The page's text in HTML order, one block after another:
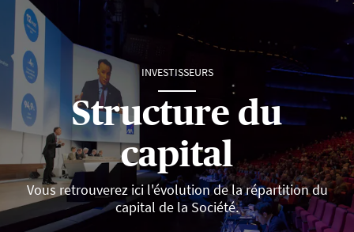
INVESTISSEURS
Structure du
capital
Vous retrouverez ici l'évolution de la répartition du
capital de la Société.